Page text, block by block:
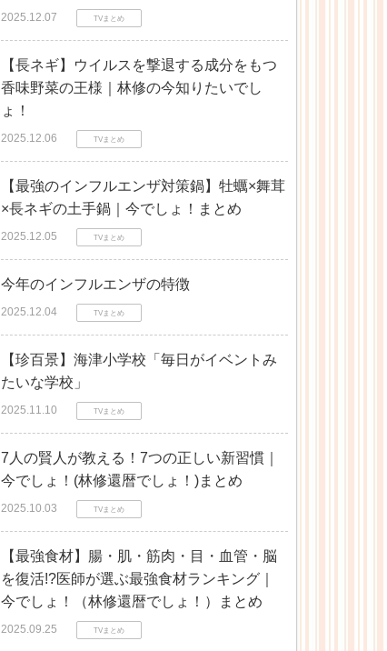
2025.12.07 TVまとめ
【長ネギ】ウイルスを撃退する成分をもつ
香味野菜の王様｜林修の今知りたいでし
ょ！
2025.12.06 TVまとめ
【最強のインフルエンザ対策鍋】牡蠣×舞茸
×長ネギの土手鍋｜今でしょ！まとめ
2025.12.05 TVまとめ
今年のインフルエンザの特徴
2025.12.04 TVまとめ
【珍百景】海津小学校「毎日がイベントみ
たいな学校」
2025.11.10 TVまとめ
7人の賢人が教える！7つの正しい新習慣｜
今でしょ！(林修還暦でしょ！)まとめ
2025.10.03 TVまとめ
【最強食材】腸・肌・筋肉・目・血管・脳
を復活!?医師が選ぶ最強食材ランキング｜
今でしょ！（林修還暦でしょ！）まとめ
2025.09.25 TVまとめ